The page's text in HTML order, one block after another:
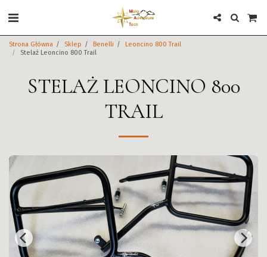
Strona Główna Sklep Benelli
Leoncino 800 Trail
Stelaż Leoncino 800 Trail
STELAŻ LEONCINO 800
TRAIL